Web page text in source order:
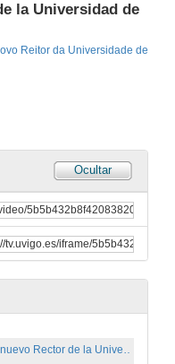
la Universidad de
Reitor da Universidade de
Ocultar
Discurso del nuevo Rector de la Universidad de Vigo